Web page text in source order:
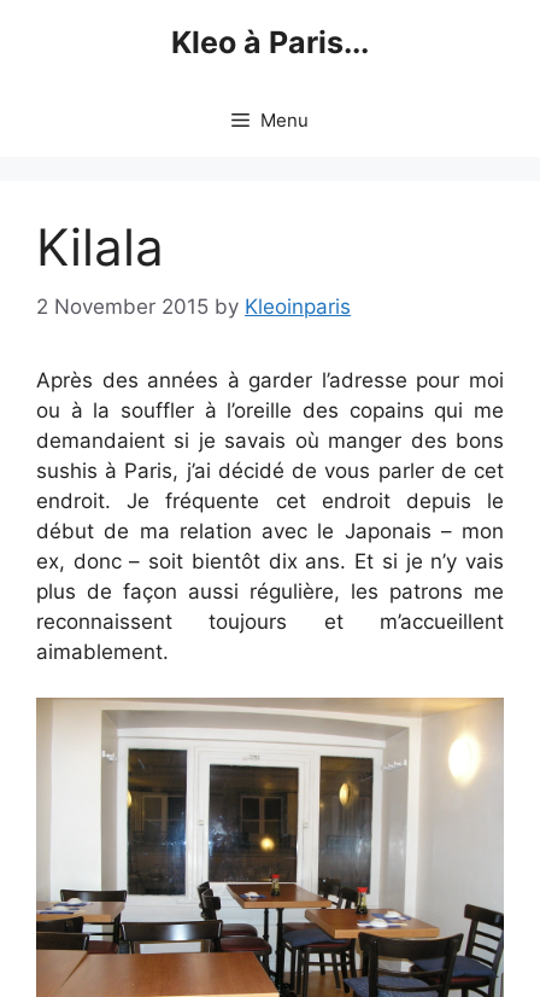
Kleo à Paris...
Menu
Kilala
2 November 2015 by Kleoinparis
Après des années à garder l’adresse pour moi
ou à la souffler à l’oreille des copains qui me
demandaient si je savais où manger des bons
sushis à Paris, j’ai décidé de vous parler de cet
endroit. Je fréquente cet endroit depuis le
début de ma relation avec le Japonais – mon
ex, donc – soit bientôt dix ans. Et si je n’y vais
plus de façon aussi régulière, les patrons me
reconnaissent toujours et m’accueillent
aimablement.